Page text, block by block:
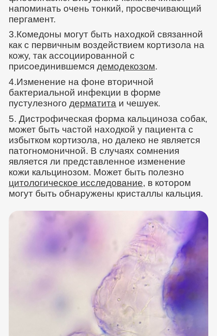
напоминать очень тонкий, просвечивающий
пергамент.
3.Комедоны могут быть находкой связанной
как с первичным воздействием кортизола на
кожу, так ассоциированной с
присоединившемся демодекозом.
4.Изменение на фоне вторичной
бактериальной инфекции в форме
пустулезного дерматита и чешуек.
5. Дистрофическая форма кальциноза собак,
может быть частой находкой у пациента с
избытком кортизола, но далеко не является
патогномоничной. В случаях сомнения
является ли представленное изменение
кожи кальцинозом. Может быть полезно
цитологическое исследование, в котором
могут быть обнаружены кристаллы кальция.